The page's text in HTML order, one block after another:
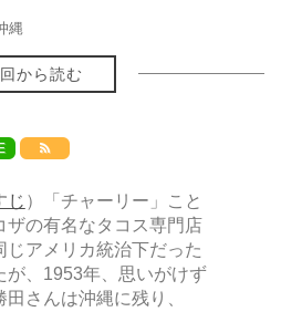
縄
から読む
じ ）「チャーリー」こと
ザの有名なタコス専門店
じアメリカ統治下だった
が、1953年、思いがけず
さんは沖縄に残り、